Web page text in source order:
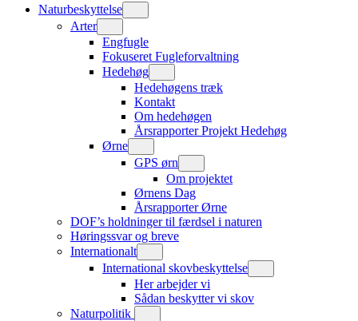
Naturbeskyttelse
Arter
Engfugle
Fokuseret Fugleforvaltning
Hedehøg
Hedehøgens træk
Kontakt
Om hedehøgen
Årsrapporter Projekt Hedehøg
Ørne
GPS ørn
Om projektet
Ørnens Dag
Årsrapporter Ørne
DOF’s holdninger til færdsel i naturen
Høringssvar og breve
Internationalt
International skovbeskyttelse
Her arbejder vi
Sådan beskytter vi skov
Naturpolitik